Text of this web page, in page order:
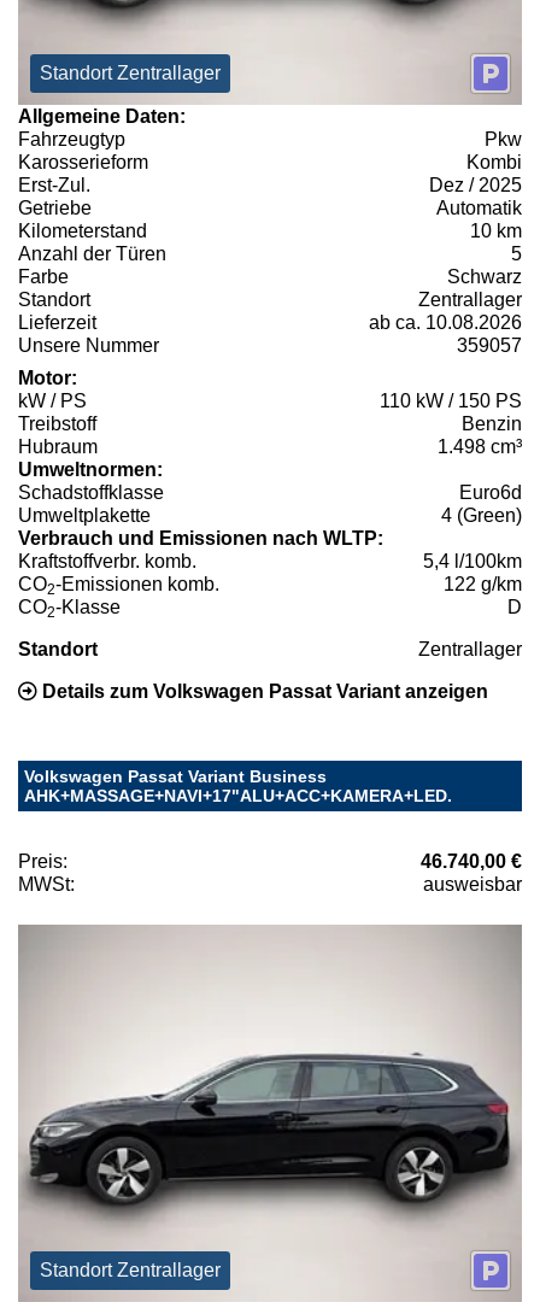
Standort Zentrallager
Allgemeine Daten:
Fahrzeugtyp
Pkw
Karosserieform
Kombi
Erst-Zul.
Dez / 2025
Getriebe
Automatik
Kilometerstand
10 km
Anzahl der Türen
5
Farbe
Schwarz
Standort
Zentrallager
Lieferzeit
ab ca. 10.08.2026
Unsere Nummer
359057
Motor:
kW / PS
110 kW / 150 PS
Treibstoff
Benzin
Hubraum
1.498 cm³
Umweltnormen:
Schadstoffklasse
Euro6d
Umweltplakette
4 (Green)
Verbrauch und Emissionen nach WLTP:
Kraftstoffverbr. komb.
5,4 l/100km
CO2-Emissionen komb.
122 g/km
CO2-Klasse D
Standort Zentrallager
Details zum Volkswagen Passat Variant anzeigen
Volkswagen Passat Variant Business
AHK+MASSAGE+NAVI+17"ALU+ACC+KAMERA+LED.
Preis:
46.740,00 €
MWSt:
ausweisbar
Standort Zentrallager